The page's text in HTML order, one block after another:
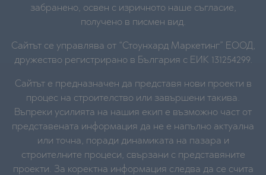
забранено, освен с изричното наше съгласие,
получено в писмен вид.
Сайтът се управлява от “Стоунхард Маркетинг” ЕООД,
дружество регистрирано в България с ЕИК 131254299.
Сайтът е предназначен да представя нови проекти в
процес на строителство или завършени такива.
Въпреки усилията на нашия екип е възможно част от
представената информация да не е напълно актуална
или точна, поради динамиката на пазара и
строителните процеси, свързани с представяните
проекти. За коректна информация следва да се счита